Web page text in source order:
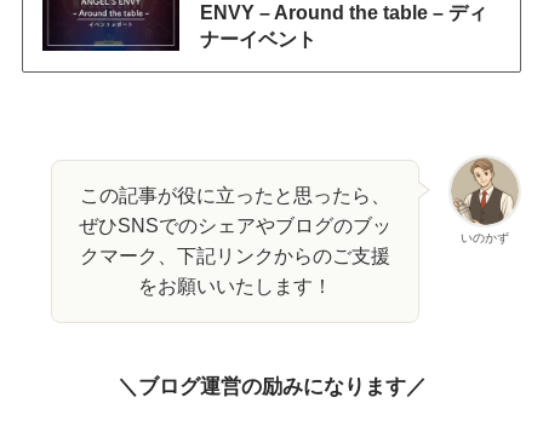
ENVY – Around the table – ​ディ
ナーイベント
いのかず
この記事が役に立ったと思ったら、
ぜひSNSでのシェアやブログのブッ
クマーク、下記リンクからのご支援
をお願いいたします！
＼ブログ運営の励みになります／